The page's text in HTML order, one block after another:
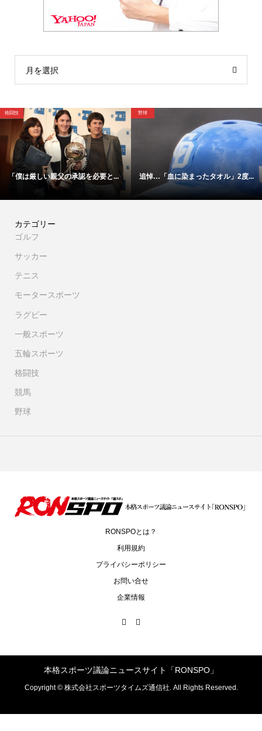
月を選択
ル」2度...
サッカー
「最近、思春期で」横浜F・マリノ... 【映像】これが横浜Ｆ
カテゴリー
ゴルフ
サッカー
テニス
モータースポーツ
ラグビー
一般スポーツ
五輪スポーツ
格闘技
競馬
野球
RONSPOとは？
利用規約
プライバシーポリシー
お問い合せ
企業情報
本格スポーツ議論ニュースサイト「RONSPO」
Copyright ©株式会社スポーツタイムズ通信社. All Rights Reserved.